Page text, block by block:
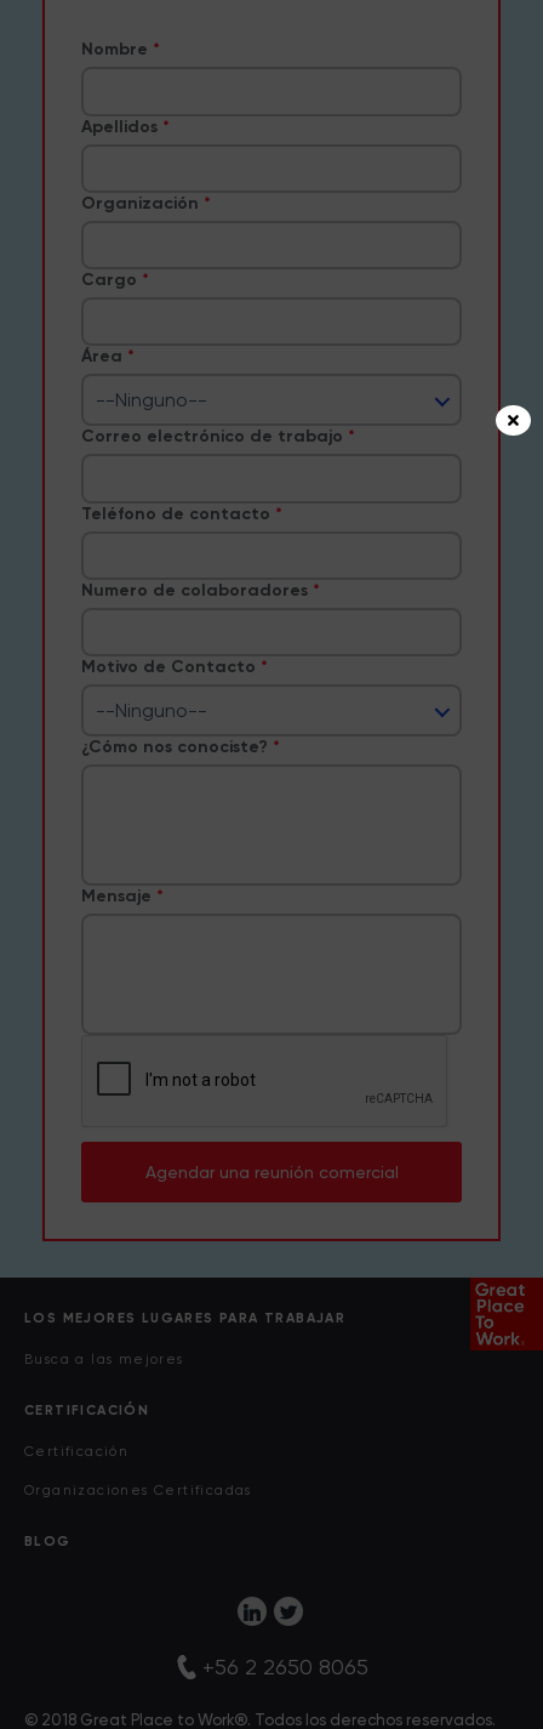
Nombre
Apellidos
Organización
Cargo
Área
--Ninguno--
Correo electrónico de trabajo
Teléfono de contacto
Numero de colaboradores
Motivo de Contacto
--Ninguno--
¿Cómo nos conociste?
Mensaje
Agendar una reunión comercial
LOS MEJORES LUGARES PARA TRABAJAR
Busca a las mejores
CERTIFICACIÓN
Certificación
Organizaciones Certificadas
BLOG
+56 2 2650 8065
© 2018 Great Place to Work®. Todos los derechos reservados.